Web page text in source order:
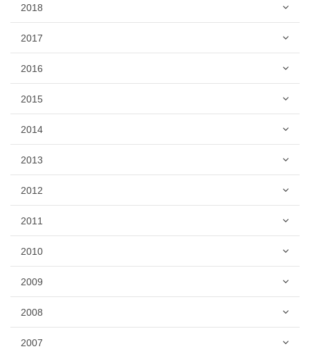
2018
2017
2016
2015
2014
2013
2012
2011
2010
2009
2008
2007